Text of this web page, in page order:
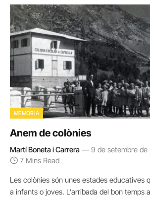
MEMÒRIA
Anem de colònies
Martí Boneta i Carrera
9 de setembre de
7 Mins Read
Les colònies són unes estades educatives
a infants o joves. L’arribada del bon temps